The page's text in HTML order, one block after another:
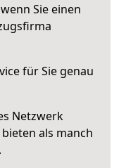
Sie einen
für Sie genau
Netzwerk
als manch